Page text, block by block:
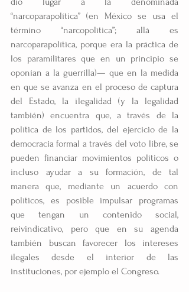
“narcoparapolítica” (en México se usa el
término “narcopolítica”; allá es
narcoparapolítica, porque era la práctica de
los paramilitares que en un principio se
oponían a la guerrilla)— que en la medida
en que se avanza en el proceso de captura
del Estado, la ilegalidad (y la legalidad
también) encuentra que, a través de la
política de los partidos, del ejercicio de la
democracia formal a través del voto libre, se
pueden financiar movimientos políticos o
incluso ayudar a su formación, de tal
manera que, mediante un acuerdo con
políticos, es posible impulsar programas
que tengan un contenido social,
reivindicativo, pero que en su agenda
también buscan favorecer los intereses
ilegales desde el interior de las
instituciones, por ejemplo el Congreso.